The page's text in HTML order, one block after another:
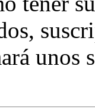
unos